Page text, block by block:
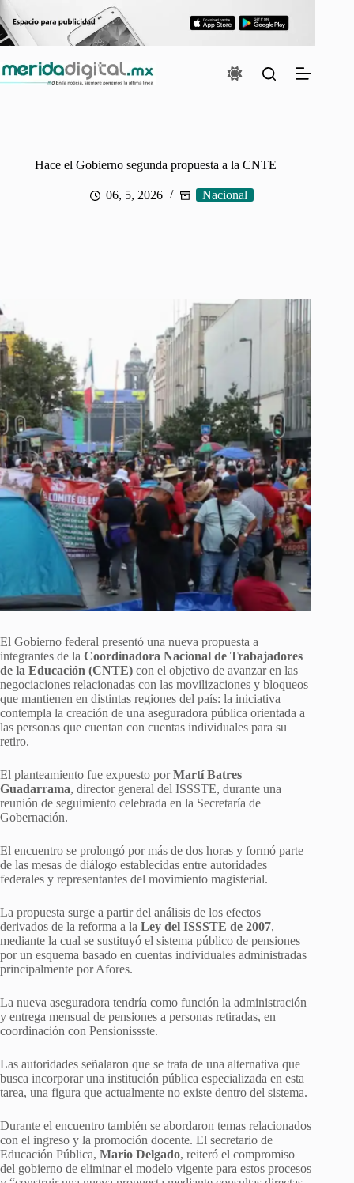
al
contenido
Hace el Gobierno segunda propuesta a la CNTE
06, 5, 2026 Nacional
El Gobierno federal presentó una nueva propuesta a
integrantes de la Coordinadora Nacional de Trabajadores
de la Educación (CNTE) con el objetivo de avanzar en las
negociaciones relacionadas con las movilizaciones y bloqueos
que mantienen en distintas regiones del país: la iniciativa
contempla la creación de una aseguradora pública orientada a
las personas que cuentan con cuentas individuales para su
retiro.
El planteamiento fue expuesto porMartí Batres
Guadarrama, director general del ISSSTE, durante una
reunión de seguimiento celebrada en la Secretaría de
Gobernación.
El encuentro se prolongó por más de dos horas y formó parte
de las mesas de diálogo establecidas entre autoridades
federales y representantes del movimiento magisterial.
La propuesta surge a partir del análisis de los efectos
derivados de la reforma a la Ley del ISSSTE de 2007,
mediante la cual se sustituyó el sistema público de pensiones
por un esquema basado en cuentas individuales administradas
principalmente por Afores.
La nueva aseguradora tendría como función la administración
y entrega mensual de pensiones a personas retiradas, en
coordinación con Pensionissste.
Las autoridades señalaron que se trata de una alternativa que
busca incorporar una institución pública especializada en esta
tarea, una figura que actualmente no existe dentro del sistema.
Durante el encuentro también se abordaron temas relacionados
con el ingreso y la promoción docente. El secretario de
Educación Pública, Mario Delgado, reiteró el compromiso
del gobierno de eliminar el modelo vigente para estos procesos